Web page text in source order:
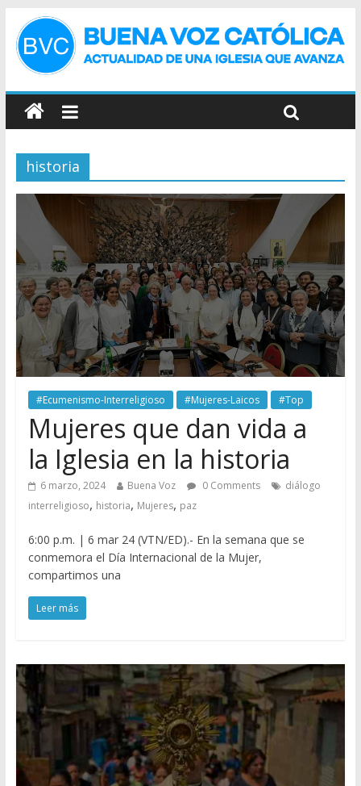
historia
#Ecumenismo-Interreligioso #Mujeres-Laicos #Top
Mujeres que dan vida a
la Iglesia en la historia
6 marzo, 2024 Buena Voz 0 Comments
diálogo
interreligioso, historia, Mujeres, paz
6:00 p.m. | 6 mar 24 (VTN/ED).- En la semana que se
conmemora el Día Internacional de la Mujer,
compartimos una
Leer más